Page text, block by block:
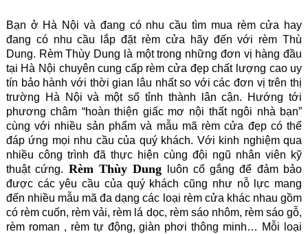
Bạn ở Hà Nội và đang có nhu cầu tìm mua rèm cửa hay
đang có nhu cầu lắp đặt rèm cửa hãy đến với rèm Thù
Dung. Rèm Thùy Dung là một trong những đơn vị hàng đầu
tại Hà Nội chuyên cung cấp rèm cửa đẹp chất lượng cao uy
tín bảo hành với thời gian lâu nhất so với các đơn vị trên thị
trường Hà Nội và một số tỉnh thành lân cận.
Hướng tới
phương châm “hoàn thiện giấc mơ nội thất ngôi nhà bạn”
cùng với nhiều sản phẩm và mẫu mã rèm cửa đẹp có thể
đáp ứng mọi nhu cầu của quý khách. Với kinh nghiệm qua
nhiều công trình đã thực hiện cùng đội ngũ nhân viên kỹ
thuật cứng. Rèm Thùy Dung luôn cố gắng để đảm bảo
được các yêu cầu của quý khách cũng như nỗ lực mang
đến nhiều mẫu mã đa dạng các loại rèm cửa khác nhau gồm
có rèm cuốn, rèm vải, rèm lá dọc, rèm sáo nhôm, rèm sáo gỗ,
rèm roman , rèm tự động, giàn phơi thông minh… Mỗi loại